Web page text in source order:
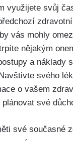
využijete svůj
vás mohly
nějakým
a náklady
svého
o vašem
své
své současné